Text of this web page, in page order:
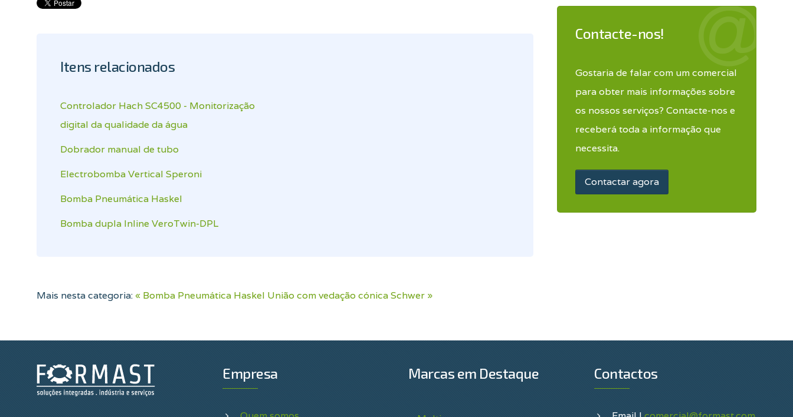
Itens relacionados
Controlador Hach SC4500 - Monitorização
digital da qualidade da água
Dobrador manual de tubo
Electrobomba Vertical Speroni
Bomba Pneumática Haskel
Bomba dupla Inline VeroTwin-DPL
Mais nesta categoria:« Bomba Pneumática Haskel União com vedação cónica Schwer »
Contacte-nos!
Gostaria de falar com um comercial
para obter mais informações sobre
os nossos serviços? Contacte-nos e
receberá toda a informação que
necessita.
Contactar agora
Empresa Marcas em Destaque Contactos